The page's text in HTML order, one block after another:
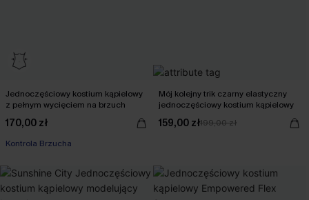
Jednoczęściowy kostium kąpielowy
z pełnym wycięciem na brzuch
170,00 zł
Kontrola Brzucha
Mój kolejny trik czarny elastyczny
jednoczęściowy kostium kąpielowy
159,00 zł199,00 zł